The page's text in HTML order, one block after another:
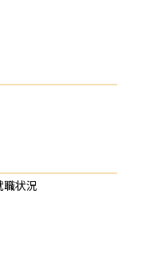
職状況